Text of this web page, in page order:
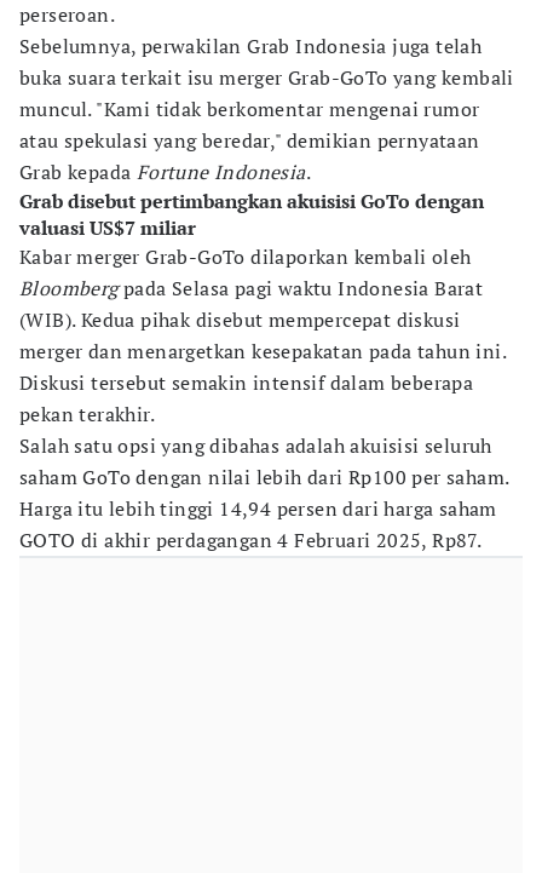
perseroan.
Sebelumnya, perwakilan Grab Indonesia juga telah
buka suara terkait isu merger Grab-GoTo yang kembali
muncul. "Kami tidak berkomentar mengenai rumor
atau spekulasi yang beredar," demikian pernyataan
Grab kepada Fortune Indonesia.
Grab disebut pertimbangkan akuisisi GoTo dengan
valuasi US$7 miliar
Kabar merger Grab-GoTo dilaporkan kembali oleh
Bloombergpada Selasa pagi waktu Indonesia Barat
(WIB). Kedua pihak disebut mempercepat diskusi
merger dan menargetkan kesepakatan pada tahun ini.
Diskusi tersebut semakin intensif dalam beberapa
pekan terakhir.
Salah satu opsi yang dibahas adalah akuisisi seluruh
saham GoTo dengan nilai lebih dari Rp100 per saham.
Harga itu lebih tinggi 14,94 persen dari harga saham
GOTO di akhir perdagangan 4 Februari 2025, Rp87.